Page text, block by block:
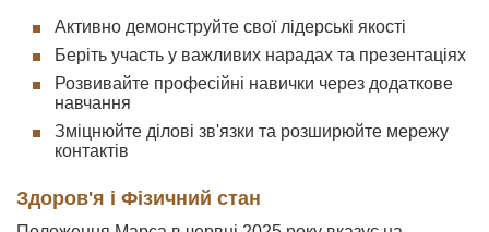
Активно демонструйте свої лідерські якості
Беріть участь у важливих нарадах та презентаціях
Розвивайте професійні навички через додаткове
навчання
Зміцнюйте ділові зв'язки та розширюйте мережу
контактів
Здоров'я і Фізичний стан